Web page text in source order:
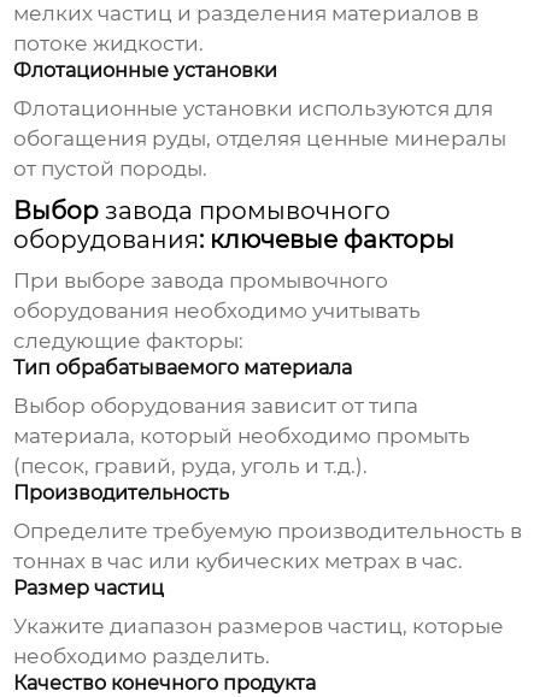
мелких частиц и разделения материалов в
потоке жидкости.
Флотационные установки
Флотационные установки используются для
обогащения руды, отделяя ценные минералы
от пустой породы.
Выборзавода промывочного
оборудования: ключевые факторы
При выборезавода промывочного
оборудования необходимо учитывать
следующие факторы:
Тип обрабатываемого материала
Выбор оборудования зависит от типа
материала, который необходимо промыть
(песок, гравий, руда, уголь и т.д.).
Производительность
Определите требуемую производительность в
тоннах в час или кубических метрах в час.
Размер частиц
Укажите диапазон размеров частиц, которые
необходимо разделить.
Качество конечного продукта